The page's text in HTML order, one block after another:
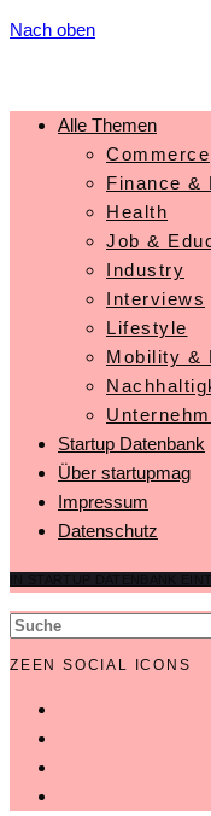
Nach oben
Alle Themen
Commerce
Finance &
Health
Job &
Industry
Interviews
Lifestyle
Mobility &
Startup Datenbank
Über startupmag
Impressum
Datenschutz
ZEEN SOCIAL ICONS